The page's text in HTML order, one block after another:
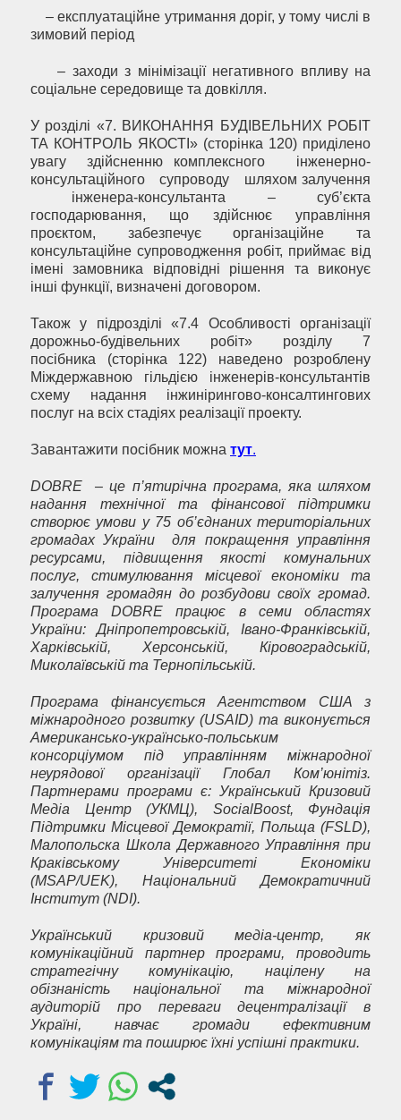
– експлуатаційне утримання доріг, у тому числі в
зимовий період
– заходи з мінімізації негативного впливу на
соціальне середовище та довкілля.
У розділі «7. ВИКОНАННЯ БУДІВЕЛЬНИХ РОБІТ
ТА КОНТРОЛЬ ЯКОСТІ» (сторінка 120) приділено
увагу здійсненню комплексного інженерно-
консультаційного супроводу шляхом залучення
інженера-консультанта – суб’єкта
господарювання, що здійснює управління
проєктом, забезпечує організаційне та
консультаційне супроводження робіт, приймає від
імені замовника відповідні рішення та виконує
інші функції, визначені договором.
Також у підрозділі «7.4 Особливості організації
дорожньо-будівельних робіт» розділу 7
посібника (сторінка 122) наведено розроблену
Міждержавною гільдією інженерів-консультантів
схему надання інжинірингово-консалтингових
послуг на всіх стадіях реалізації проекту.
Завантажити посібник можна тут.
DOBRE – це п’ятирічна програма, яка шляхом
надання технічної та фінансової підтримки
створює умови у 75 об’єднаних територіальних
громадах України для покращення управління
ресурсами, підвищення якості комунальних
послуг, стимулювання місцевої економіки та
залучення громадян до розбудови своїх громад.
Програма DOBRE працює в семи областях
України: Дніпропетровській, Івано-Франківській,
Харківській, Херсонській, Кіровоградській,
Миколаївській та Тернопільській.
Програма фінансується Агентством США з
міжнародного розвитку (USAID) та виконується
Американсько-українсько-польським
консорціумом під управлінням міжнародної
неурядової організації Глобал Ком’юнітіз.
Партнерами програми є: Український Кризовий
Медіа Центр (УКМЦ), SocialBoost, Фундація
Підтримки Місцевої Демократії, Польща (FSLD),
Малопольска Школа Державного Управління при
Краківському Університеті Економіки
(MSAP/UEK), Національний Демократичний
Інститут (NDI).
Український кризовий медіа-центр, як
комунікаційний партнер програми, проводить
стратегічну комунікацію, націлену на
обізнаність національної та міжнародної
аудиторій про переваги децентралізації в
Україні, навчає громади ефективним
комунікаціям та поширює їхні успішні практики.